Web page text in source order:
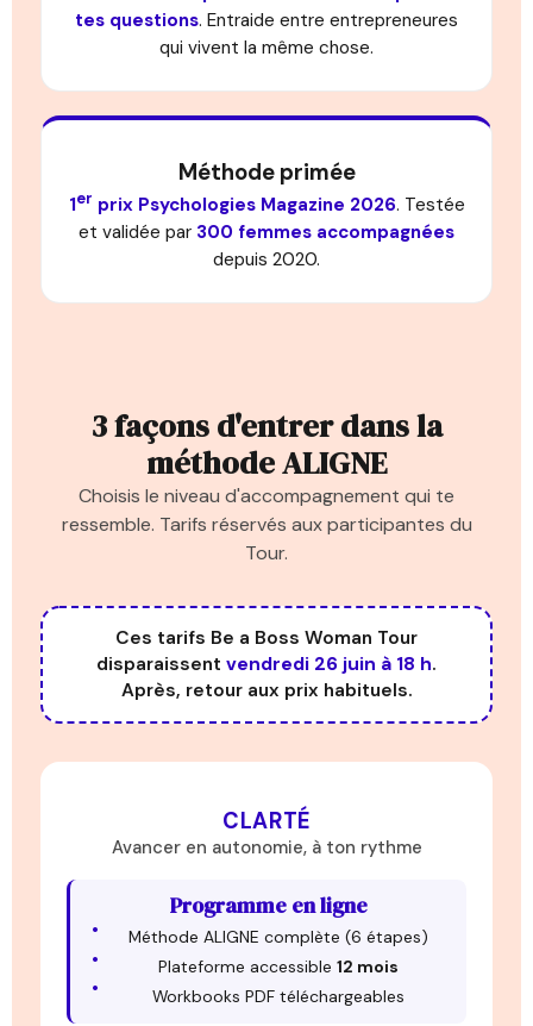
tes questions. Entraide entre entrepreneures
qui vivent la même chose.
Méthode primée
1er prix Psychologies Magazine 2026. Testée
et validée par 300 femmes accompagnées
depuis 2020.
3 façons d'entrer dans la
méthode ALIGNE
Choisis le niveau d'accompagnement qui te
ressemble. Tarifs réservés aux participantes du
Tour.
Ces tarifs Be a Boss Woman Tour
disparaissent vendredi 26 juin à 18 h.
Après, retour aux prix habituels.
CLARTÉ
Avancer en autonomie, à ton rythme
Programme en ligne
Méthode ALIGNE complète (6 étapes)
Plateforme accessible12 mois
Workbooks PDF téléchargeables